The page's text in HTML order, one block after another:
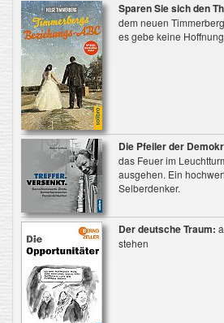
Sparen Sie sich den
dem neuen
es gebe keine
Die Pfeiler der
das Feuer im
ausgehen. Ein
Selberdenker.
Der deutsche Traum:
stehen